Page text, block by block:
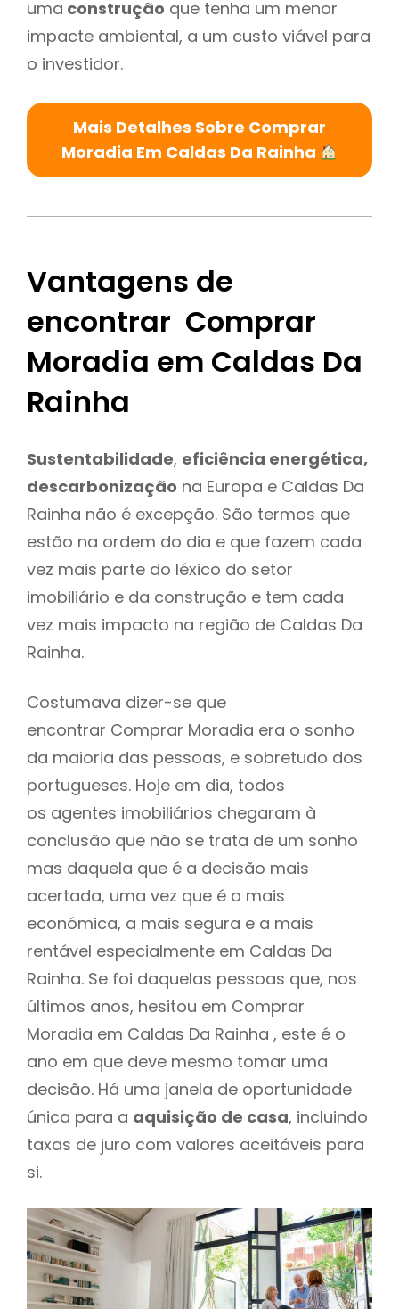
uma construção que tenha um menor
impacte ambiental, a um custo viável para
o investidor.
Mais Detalhes Sobre Comprar
Moradia Em Caldas Da Rainha
Vantagens de
encontrar Comprar
Moradia em Caldas Da
Rainha
Sustentabilidade, eficiência energética,
descarbonização na Europa e Caldas Da
Rainha não é excepção. São termos que
estão na ordem do dia e que fazem cada
vez mais parte do léxico do setor
imobiliário e da construção e tem cada
vez mais impacto na região de Caldas Da
Rainha.
Costumava dizer-se que
encontrar Comprar Moradia era o sonho
da maioria das pessoas, e sobretudo dos
portugueses. Hoje em dia, todos
os agentes imobiliários chegaram à
conclusão que não se trata de um sonho
mas daquela que é a decisão mais
acertada, uma vez que é a mais
económica, a mais segura e a mais
rentável especialmente em Caldas Da
Rainha. Se foi daquelas pessoas que, nos
últimos anos, hesitou em Comprar
Moradia em Caldas Da Rainha , este é o
ano em que deve mesmo tomar uma
decisão. Há uma janela de oportunidade
única para a aquisição de casa, incluindo
taxas de juro com valores aceitáveis para
si.